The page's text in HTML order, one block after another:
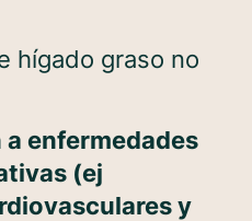
hígado graso no
enfermedades
(ej
y